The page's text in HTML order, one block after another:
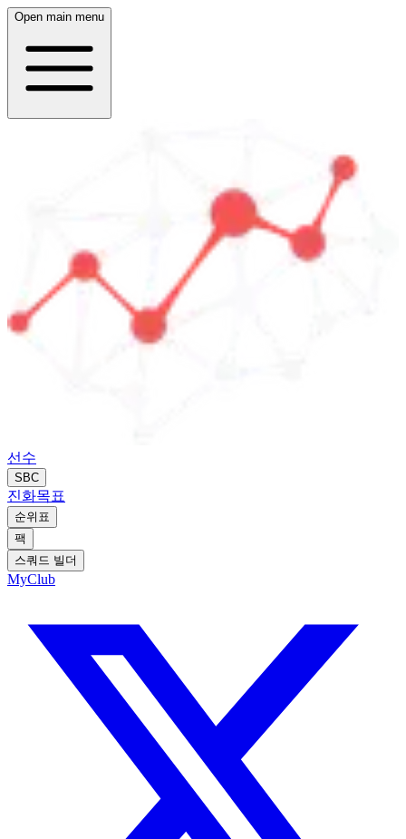
Open main menu
선수
SBC
진화목표
순위표
팩
스쿼드 빌더
MyClub